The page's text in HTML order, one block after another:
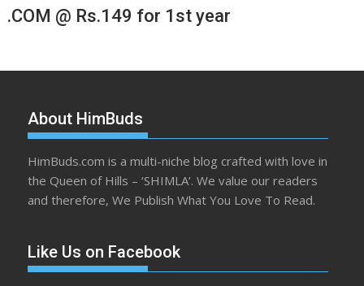
.COM @ Rs.149 for 1st year
About HimBuds
HimBuds.com is a multi-niche blog crafted with love in
the Queen of Hills – ‘SHIMLA’. We value our readers
and therefore, We Publish What You Love To Read.
Like Us on Facebook